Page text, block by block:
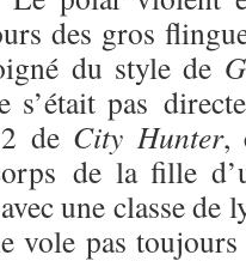
des gros
du style de
s’était pas
de City Hunter,
de la fille
une classe de
vole pas